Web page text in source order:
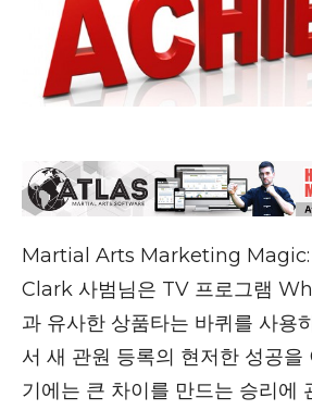
Martial Arts Marketing
Clark 사범님은 TV 프로그램
과 유사한 상품타는 바퀴를 사용
서 새 관원 등록의 현저한 성공을
기에는 큰 차이를 만드는 승리에